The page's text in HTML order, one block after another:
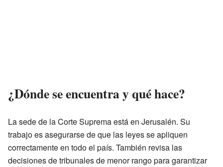
¿Dónde se encuentra y qué hace?
La sede de la Corte Suprema está en Jerusalén. Su
trabajo es asegurarse de que las leyes se apliquen
correctamente en todo el país. También revisa las
decisiones de tribunales de menor rango para garantizar